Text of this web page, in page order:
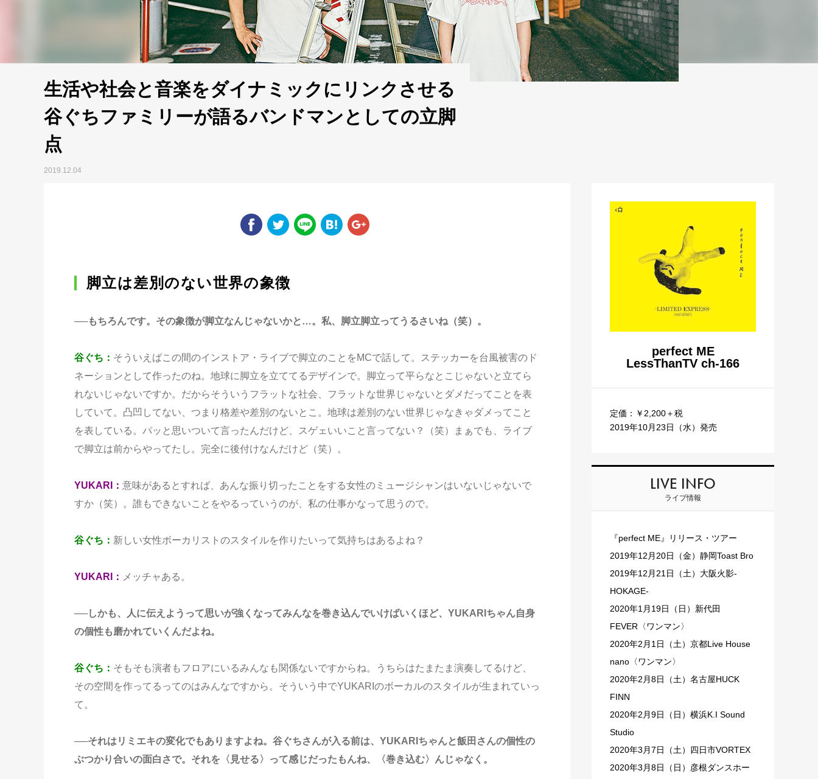
生活や社会と音楽をダイナミックにリンクさせる
谷ぐちファミリーが語るバンドマンとしての立脚
点
2019.12.04
脚立は差別のない世界の象徴
──もちろんです。その象徴が脚立なんじゃないかと…。私、脚立脚立ってうるさいね（笑）。
谷ぐち： そういえばこの間のインストア・ライブで脚立のことをMCで話して。ステッカーを台風被害のド
ネーションとして作ったのね。地球に脚立を立ててるデザインで。脚立って平らなとこじゃないと立てら
れないじゃないですか。だからそういうフラットな社会、フラットな世界じゃないとダメだってことを表
していて。凸凹してない、つまり格差や差別のないとこ。地球は差別のない世界じゃなきゃダメってこと
を表している。パッと思いついて言ったんだけど、スゲェいいこと言ってない？（笑）まぁでも、ライブ
で脚立は前からやってたし。完全に後付けなんだけど（笑）。
YUKARI： 意味があるとすれば、あんな振り切ったことをする女性のミュージシャンはいないじゃないで
すか（笑）。誰もできないことをやるっていうのが、私の仕事かなって思うので。
谷ぐち： 新しい女性ボーカリストのスタイルを作りたいって気持ちはあるよね？
YUKARI： メッチャある。
──しかも、人に伝えようって思いが強くなってみんなを巻き込んでいけばいくほど、YUKARIちゃん自身
の個性も磨かれていくんだよね。
谷ぐち： そもそも演者もフロアにいるみんなも関係ないですからね。うちらはたまたま演奏してるけど、
その空間を作ってるってのはみんなですから。そういう中でYUKARIのボーカルのスタイルが生まれていっ
て。
──それはリミエキの変化でもありますよね。谷ぐちさんが入る前は、YUKARIちゃんと飯田さんの個性の
ぶつかり合いの面白さで。それを〈見せる〉って感じだったもんね、〈巻き込む〉んじゃなく。
perfect ME
LessThanTV ch-166
定価：￥2,200＋税
2019年10月23日（水）発売
LIVE INFO
ライブ情報
『perfect ME』リリース・ツアー
2019年12月20日（金）静岡Toast Bro
2019年12月21日（土）大阪火影-
HOKAGE-
2020年1月19日（日）新代田
FEVER〈ワンマン〉
2020年2月1日（土）京都Live House
nano〈ワンマン〉
2020年2月8日（土）名古屋HUCK
FINN
2020年2月9日（日）横浜K.I Sound
Studio
2020年3月7日（土）四日市VORTEX
2020年3月8日（日）彦根ダンスホー